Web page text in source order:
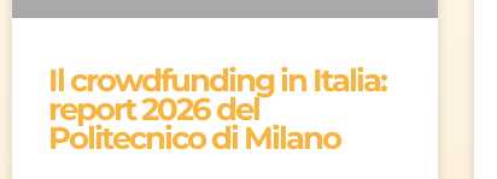
Il crowdfunding in Italia:
report 2026 del
Politecnico di Milano